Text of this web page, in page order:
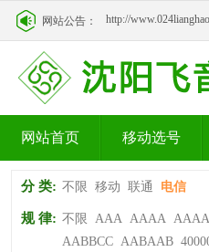
网站公告： http://
网站首页 移动选号
分 类: 不限 移动 联通 电信
规 律: 不限 AAA AAAA
AABBCC AABAAB